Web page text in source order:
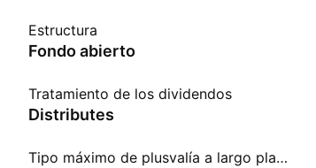
Estructura
Fondo abierto
Tratamiento de los dividendos
Distributes
Tipo máximo de plusvalía a largo plazo